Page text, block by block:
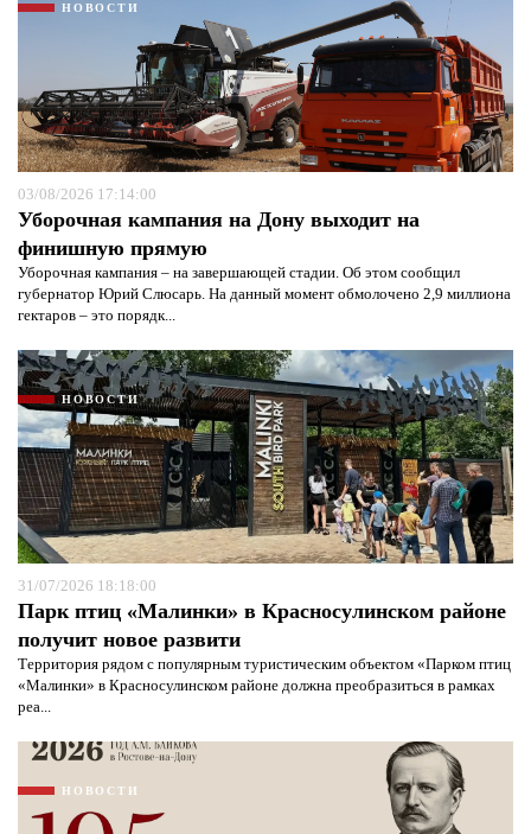
НОВОСТИ
03/08/2026 17:14:00
Уборочная кампания на Дону выходит на
финишную прямую
Уборочная кампания – на завершающей стадии. Об этом сообщил
губернатор Юрий Слюсарь. На данный момент обмолочено 2,9 миллиона
гектаров – это порядк...
НОВОСТИ
31/07/2026 18:18:00
Парк птиц «Малинки» в Красносулинском районе
получит новое развити
Территория рядом с популярным туристическим объектом «Парком птиц
«Малинки» в Красносулинском районе должна преобразиться в рамках
реа...
НОВОСТИ